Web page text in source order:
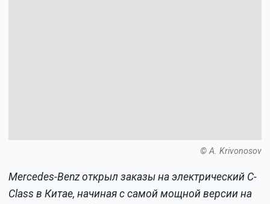
© A. Krivonosov
Mercedes-Benz открыл заказы на электрический C-
Class в Китае, начиная с самой мощной версии на